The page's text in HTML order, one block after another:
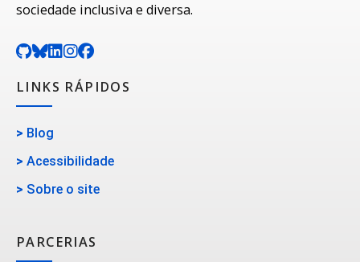
sociedade inclusiva e diversa.
LINKS RÁPIDOS
> Blog
> Acessibilidade
> Sobre o site
PARCERIAS